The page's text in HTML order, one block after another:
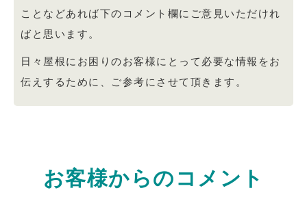
ことなどあれば下のコメント欄にご意見いただけれ
ばと思います。
日々屋根にお困りのお客様にとって必要な情報をお
伝えするために、ご参考にさせて頂きます。
お客様からのコメント